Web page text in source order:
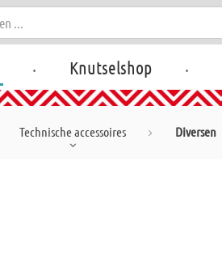
. Knutselshop .
Technische accessoires Diversen